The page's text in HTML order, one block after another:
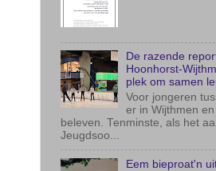
De razende
Hoonhorst-
plek om samen
Voor jongeren
er in Wijthmen
beleven. Tenminste, als het
Jeugdsoo...
Eem bieproat'n